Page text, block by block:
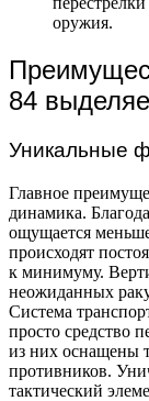
оружия.
84
Уникальные
Главное
динамика.
ощущается
происходят
к минимуму.
неожиданных
Система
просто средство
из них оснащены
противников.
тактический